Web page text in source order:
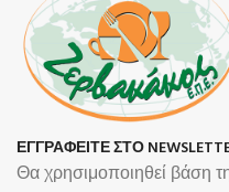
ΕΓΓΡΑΦΕΙΤΕ ΣΤΟ
Θα χρησιμοποιηθεί βάση